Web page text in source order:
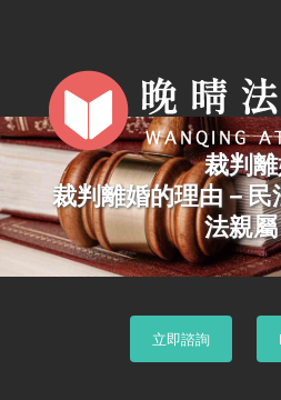
裁判
裁判離婚的理由－
法親
立即諮詢